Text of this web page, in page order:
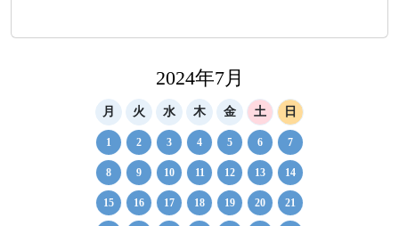
2024年7月
月 火 水 木 金 土 日
1 2 3 4 5 6 7
8 9 10 11 12 13 14
15 16 17 18 19 20 21